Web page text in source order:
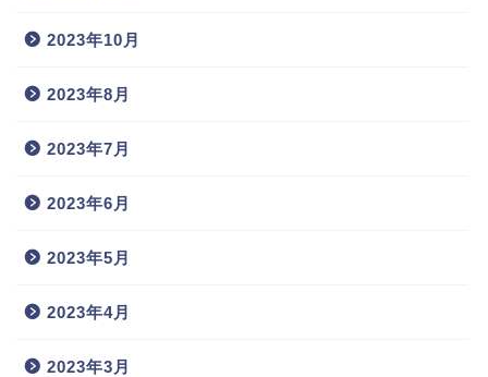
2023年10月
2023年8月
2023年7月
2023年6月
2023年5月
2023年4月
2023年3月